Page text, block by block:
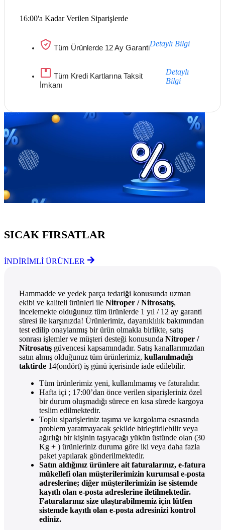
16:00'a Kadar Verilen Siparişlerde
Tüm Ürünlerde 12 Ay GarantiDetaylı Bilgi
Tüm Kredi Kartlarına Taksit
İmkanı
Detaylı
Bilgi
SICAK FIRSATLAR
İNDİRİMLİ ÜRÜNLER
Hammadde ve yedek parça tedariği konusunda uzman
ekibi ve kaliteli ürünleri ile Nitroper / Nitrosatış,
incelemekte olduğunuz tüm ürünlerde 1 yıl / 12 ay garanti
süresi ile karşınızda! Ürünlerimiz, dayanıklılık bakımından
test edilip onaylanmış bir ürün olmakla birlikte, satış
sonrası işlemler ve müşteri desteği konusunda Nitroper /
Nitrosatış güvencesi kapsamındadır. Satış kanallarımızdan
satın almış olduğunuz tüm ürünlerimiz, kullanılmadığı
taktirde 14(ondört) iş günü içerisinde iade edilebilir.
Tüm ürünlerimiz yeni, kullanılmamış ve faturalıdır.
Hafta içi ; 17:00’dan önce verilen siparişleriniz özel
bir durum oluşmadığı sürece en kısa sürede kargoya
teslim edilmektedir.
Toplu siparişleriniz taşıma ve kargolama esnasında
problem yaratmayacak şekilde birleştirilebilir veya
ağırlığı bir kişinin taşıyacağı yükün üstünde olan (30
Kg + ) ürünleriniz duruma göre iki veya daha fazla
paket yapılarak gönderilmektedir.
Satın aldığınız ürünlere ait faturalarınız, e-fatura
mükellefi olan müşterilerimizin kurumsal e-posta
adreslerine; diğer müşterilerimizin ise sistemde
kayıtlı olan e-posta adreslerine iletilmektedir.
Faturalarınız size ulaştırabilmemiz için lütfen
sistemde kayıtlı olan e-posta adresinizi kontrol
ediniz.